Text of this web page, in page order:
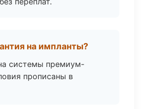
на импланты?
системы премиум-
прописаны в